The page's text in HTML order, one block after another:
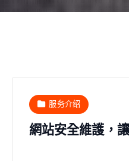
服务介绍
網站安全維護，